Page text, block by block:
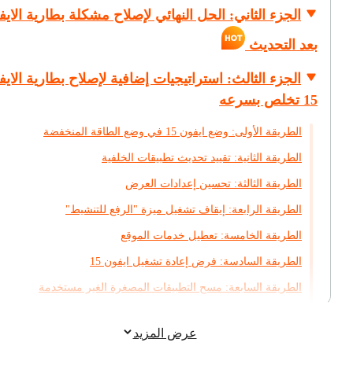
الجزء الثاني: الحل النهائي لإصلاح مشكلة بطارية
بعد التحديث
الجزء الثالث: استراتيجيات إضافية لإصلاح بطارية
15 تخلص بسرعه
الطريقة الأولى: وضع ايفون 15 في وضع الطاقة المنخفضة
الطريقة الثانية: تقييد تحديث تطبيقات الخلفية
الطريقة الثالثة: تحسين إعدادات العرض
الطريقة الرابعة: إيقاف تشغيل ميزة "الرفع للتنشيط"
الطريقة الخامسة: تعطيل خدمات الموقع
الطريقة السادسة: فرض إعادة تشغيل ايفون 15
الطريقة السابعة: مسح التطبيقات المصغرة الغير مستخدمة
الطريقة التاسعة: تحديث نظام التشغيل iOS والتطبيقات
عرض المزيد